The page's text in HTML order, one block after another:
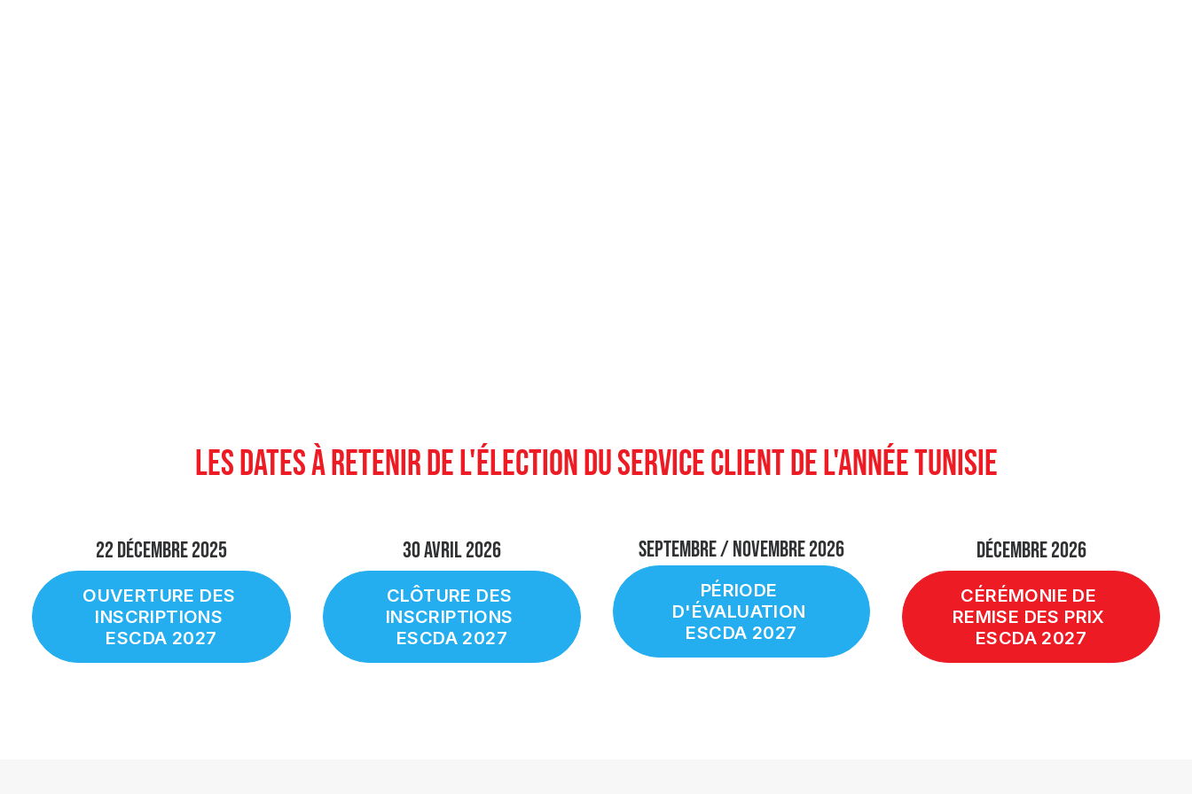
LES DATES À RETENIR DE L'ÉLECTION DU SERVICE CLIENT DE L'ANNÉE TUNISIE
22 décembre 2025
OUVERTURE DES
INSCRIPTIONS
ESCDA 2027
30 Avril 2026
CLÔTURE DES
INSCRIPTIONS
ESCDA 2027
SEPTEMBRE / NOVEMBRE 2026
PÉRIODE
D'ÉVALUATION
ESCDA 2027
DÉCEMBRE 2026
CÉRÉMONIE DE
REMISE DES PRIX
ESCDA 2027